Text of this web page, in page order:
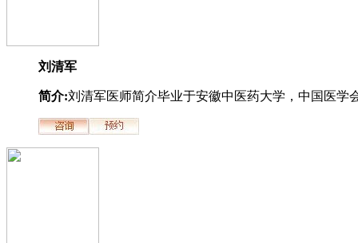
刘清军
简介:刘清军医师简介毕业于安徽中医药大学，中国医学